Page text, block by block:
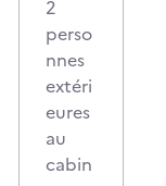
2
perso
nnes
extéri
eures
au
cabin